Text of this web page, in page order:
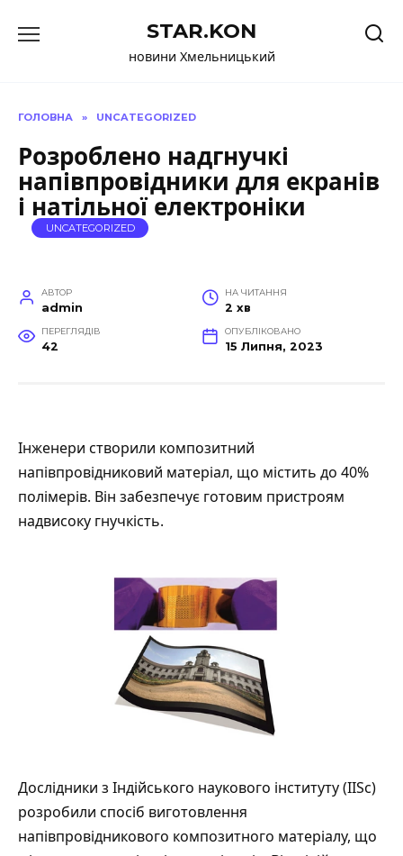
до
STAR.KON
новини Хмельницький
ГОЛОВНА » UNCATEGORIZED
Розроблено надгнучкі
напівпровідники для екранів
і натільної електроніки
UNCATEGORIZED
АВТОР
admin
НА ЧИТАННЯ
2 хв
ПЕРЕГЛЯДІВ
42
ОПУБЛІКОВАНО
15 Липня, 2023
Інженери створили композитний
напівпровідниковий матеріал, що містить до 40%
полімерів. Він забезпечує готовим пристроям
надвисоку гнучкість.
Дослідники з Індійського наукового інституту (IISc)
розробили спосіб виготовлення
напівпровідникового композитного матеріалу, що